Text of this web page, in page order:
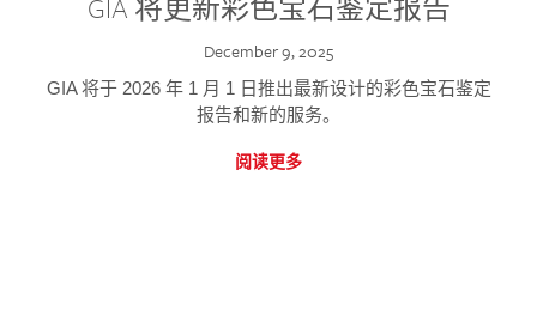
GIA 将更新彩色宝石鉴定报告
December 9, 2025
GIA 将于 2026 年 1 月 1 日推出最新设计的彩色宝石鉴定
报告和新的服务。
阅读更多